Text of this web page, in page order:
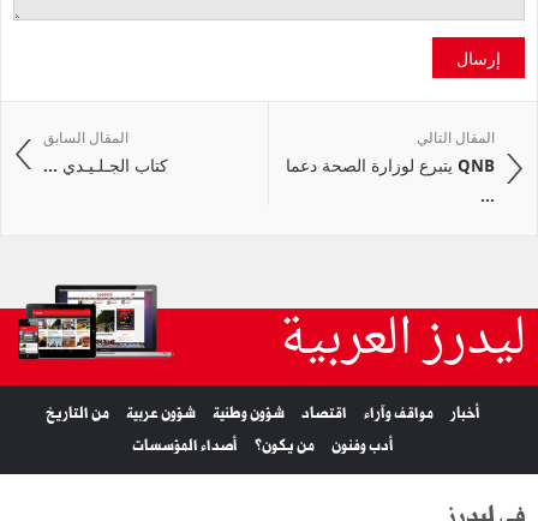
إرسال
المقال السابق
كتاب الجـلـيـدي ...
المقال التالي
QNB يتبرع لوزارة الصحة دعما
...
ليدرز العربية
أخبار مواقف وآراء اقتصاد شؤون وطنية شؤون عربية
من التاريخ
أدب وفنون
من يكون؟ أصداء المؤسسات